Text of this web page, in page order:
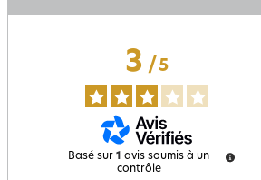
3/ 5
Basé sur 1 avis soumis à un
contrôle